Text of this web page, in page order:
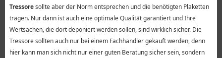
Tressoresollte aber der Norm entsprechen und die benötigten Plaketten
tragen. Nur dann ist auch eine optimale Qualität garantiert und Ihre
Wertsachen, die dort deponiert werden sollen, sind wirklich sicher. Die
Tressore sollten auch nur bei einem Fachhändler gekauft werden, denn
hier kann man sich nicht nur einer guten Beratung sicher sein, sondern